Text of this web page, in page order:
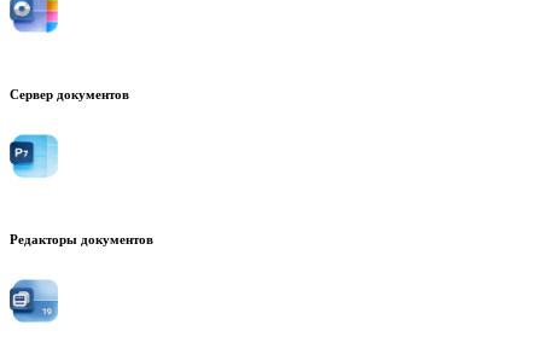
Сервер документов
Редакторы документов